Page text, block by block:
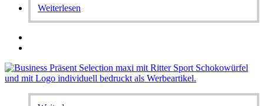
Weiterlesen